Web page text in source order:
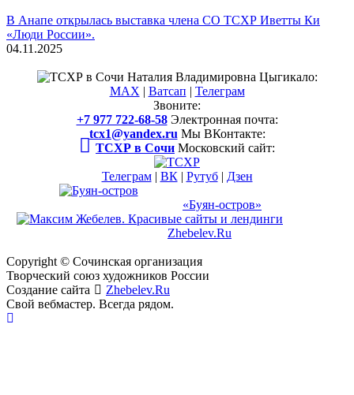
В Анапе открылась выставка члена СО ТСХР Иветты Ки
«Люди России».
04.11.2025
Наталия Владимировна Цыгикало:
MAX | Ватсап | Телеграм
Звоните:
+7 977 722-68-58 Электронная почта:
tcx1@yandex.ru Мы ВКонтакте:
ТСХР в Сочи Московский сайт:
Телеграм| ВК| Рутуб| Дзен
«Буян-остров»
Zhebelev.Ru
Copyright © Сочинская организация
Творческий союз художников России
Создание сайта
Zhebelev.Ru
Свой вебмастер. Всегда рядом.